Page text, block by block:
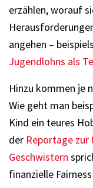
erzählen, worauf
angehen –
Jugendlohns als
Hinzu kommen je
Wie geht man
Kind ein teures
der Reportage zur
Geschwistern
finanzielle